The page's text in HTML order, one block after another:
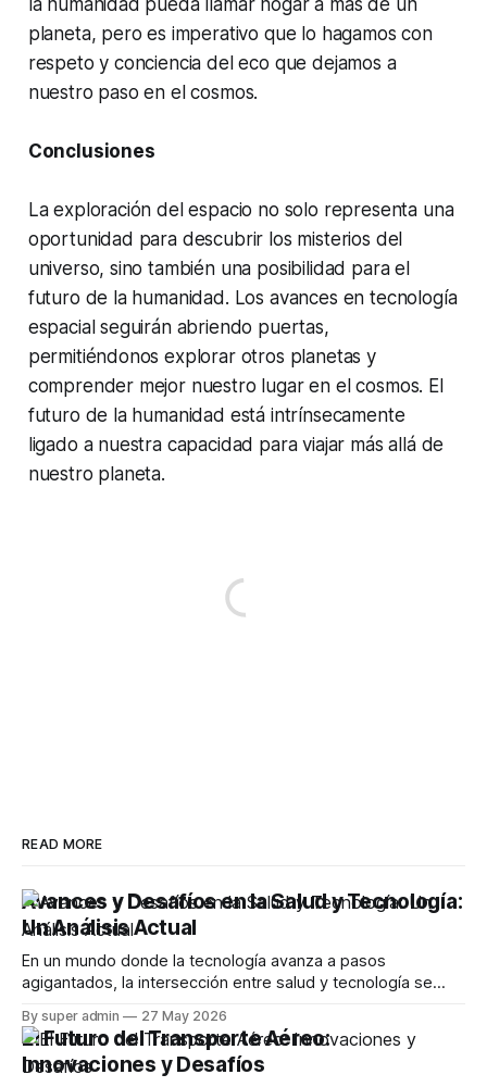
la humanidad pueda llamar hogar a más de un
planeta, pero es imperativo que lo hagamos con
respeto y conciencia del eco que dejamos a
nuestro paso en el cosmos.
Conclusiones
La exploración del espacio no solo representa una
oportunidad para descubrir los misterios del
universo, sino también una posibilidad para el
futuro de la humanidad. Los avances en tecnología
espacial seguirán abriendo puertas,
permitiéndonos explorar otros planetas y
comprender mejor nuestro lugar en el cosmos. El
futuro de la humanidad está intrínsecamente
ligado a nuestra capacidad para viajar más allá de
nuestro planeta.
READ MORE
Avances y Desafíos en la Salud y Tecnología:
Un Análisis Actual
En un mundo donde la tecnología avanza a pasos
agigantados, la intersección entre salud y tecnología se
desarrollos recientes en aplicaciones de salud, desafíos
que enfrentan los usuarios y las controversias que emergen
By super admin 27 May 2026
El Futuro del Transporte Aéreo:
Innovaciones y Desafíos